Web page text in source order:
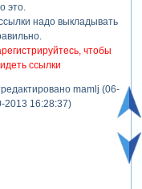
это.
надо выкладывать
чтобы
ссылки
mamlj (06-
2013 16:28:37)